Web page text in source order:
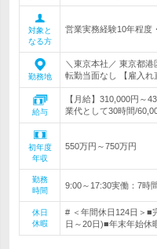
対象と
なる方
営業実務経験10年程度
勤務地
＼東京本社／ 東京都
転勤当面なし 【雇入れ
給与
【月給】310,000円～
業代として30時間/
初年度
年収
550万円～750万円
勤務
時間
9:00～17:30実働：7時
休日
休暇
# ＜年間休日124日＞■
日～20日)■年末年始休